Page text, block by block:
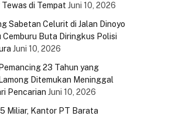
di Tempat Juni 10, 2026
Sabetan Celurit di Jalan Dinoyo
Cemburu Buta Diringkus Polisi
Juni 10, 2026
23 Tahun yang
Ditemukan Meninggal
Pencarian Juni 10, 2026
Miliar, Kantor PT Barata